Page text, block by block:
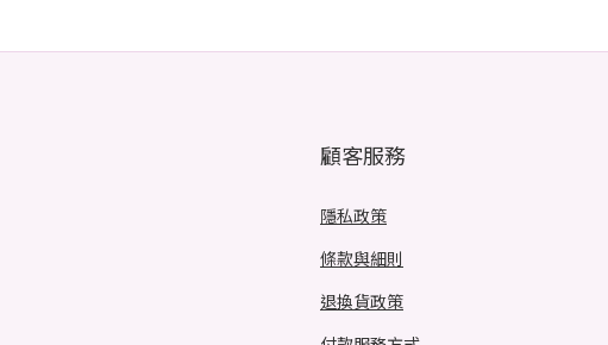
顧客服務
隱私政策
條款與細則
退換貨政策